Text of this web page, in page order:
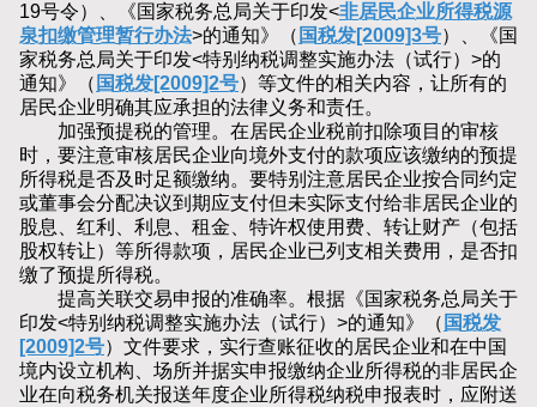
19号令）、《国家税务总局关于印发<非居民企业所得税源
泉扣缴管理暂行办法>的通知》（ 国税发[2009]3号）、《国
家税务总局关于印发<特别纳税调整实施办法（试行）>的
通知》（ 国税发[2009]2号）等文件的相关内容，让所有的
居民企业明确其应承担的法律义务和责任。
加强预提税的管理。在居民企业税前扣除项目的审核
时，要注意审核居民企业向境外支付的款项应该缴纳的预提
所得税是否及时足额缴纳。要特别注意居民企业按合同约定
或董事会分配决议到期应支付但未实际支付给非居民企业的
股息、红利、利息、租金、特许权使用费、转让财产（包括
股权转让）等所得款项，居民企业已列支相关费用，是否扣
缴了预提所得税。
提高关联交易申报的准确率。根据《国家税务总局关于
印发<特别纳税调整实施办法（试行）>的通知》（ 国税发
[2009]2号）文件要求，实行查账征收的居民企业和在中国
境内设立机构、场所并据实申报缴纳企业所得税的非居民企
业在向税务机关报送年度企业所得税纳税申报表时，应附送